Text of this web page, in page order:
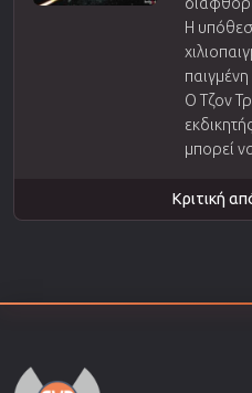
Η
Ο Τζον
μπορεί
Κριτική